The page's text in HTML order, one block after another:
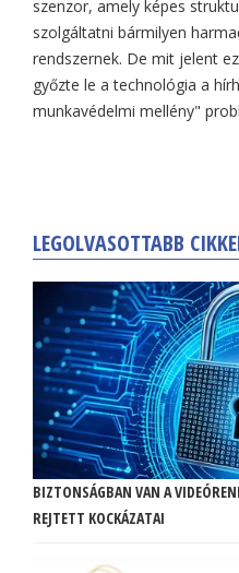
szenzor, amely képes
szolgáltatni bármilyen
rendszernek. De mit jelent
győzte le a technológia a
munkavédelmi mellény"
LEGOLVASOTTABB
BIZTONSÁGBAN VAN A
REJTETT KOCKÁZATAI